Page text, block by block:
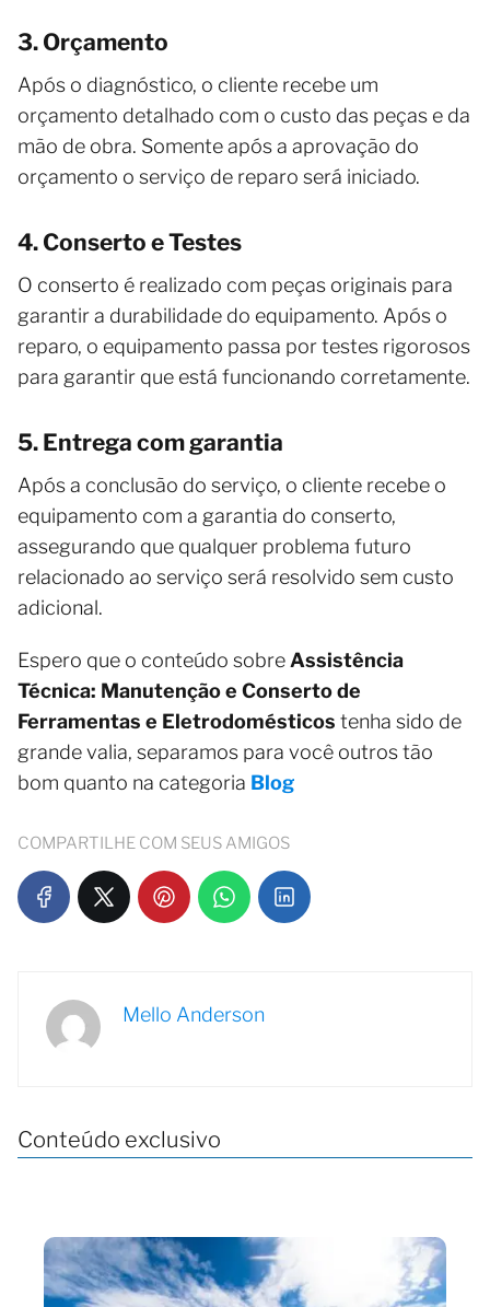
3. Orçamento
Após o diagnóstico, o cliente recebe um
orçamento detalhado com o custo das peças e da
mão de obra. Somente após a aprovação do
orçamento o serviço de reparo será iniciado.
4. Conserto e Testes
O conserto é realizado com peças originais para
garantir a durabilidade do equipamento. Após o
reparo, o equipamento passa por testes rigorosos
para garantir que está funcionando corretamente.
5. Entrega com garantia
Após a conclusão do serviço, o cliente recebe o
equipamento com a garantia do conserto,
assegurando que qualquer problema futuro
relacionado ao serviço será resolvido sem custo
adicional.
Espero que o conteúdo sobre Assistência
Técnica: Manutenção e Conserto de
Ferramentas e Eletrodomésticos tenha sido de
grande valia, separamos para você outros tão
bom quanto na categoria Blog
COMPARTILHE COM SEUS AMIGOS
Mello Anderson
Conteúdo exclusivo